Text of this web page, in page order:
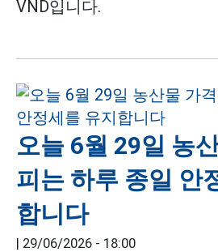
VND입니다.
오늘 6월 29일 농
피는 하루 종일 안
합니다
| 29/06/2026 - 18:00